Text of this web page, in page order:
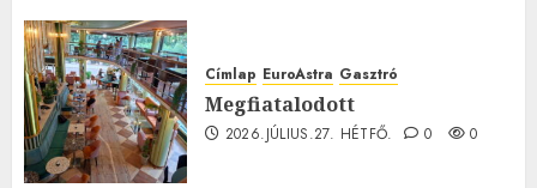
Címlap EuroAstra Gasztró
Megfiatalodott
2026.JÚLIUS.27. HÉTFŐ. 0 0